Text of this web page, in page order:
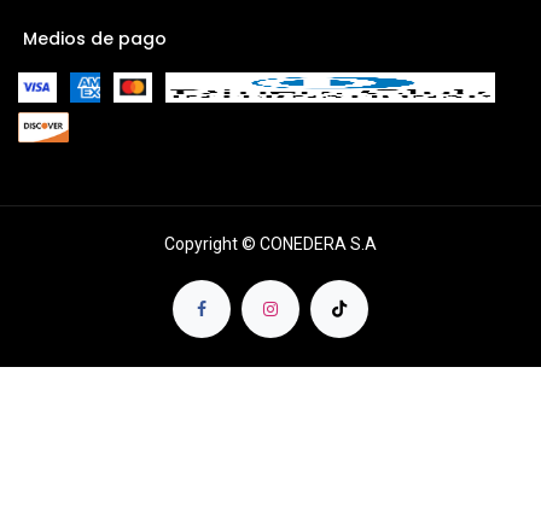
Medios de pago
Copyright © CONEDERA S.A